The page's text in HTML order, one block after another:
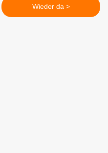
Wieder da >